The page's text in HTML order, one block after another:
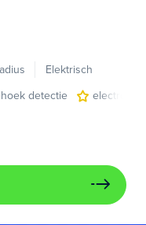
Elektrisch
detectie
electronic